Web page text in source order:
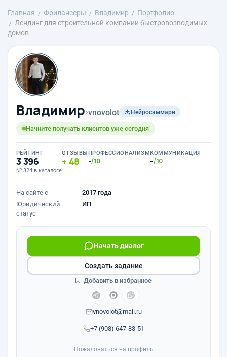
Главная Фрилансеры Владимир
Портфолио
Лендинг для строительной компании быстровозводимых
домов
Владимир›vnovolot Нейросаммари
Начните получать клиентов уже сегодня
РЕЙТИНГ
3 396
№ 324 в каталоге
ОТЗЫВЫ
48
ПРОФЕССИОНАЛИЗМ
-/10
КОММУНИКАЦИЯ
-/10
На сайте с
2017 года
Юридический
статус
ИП
+7 (908) 647-83-51
Начать диалог
vnovolot@mail.ru
Создать задание
Добавить в избранное
Пожаловаться на профиль